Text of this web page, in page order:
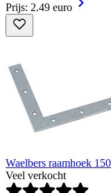
Prijs: 2.49 euro
Waelbers raamhoek
Veel verkocht